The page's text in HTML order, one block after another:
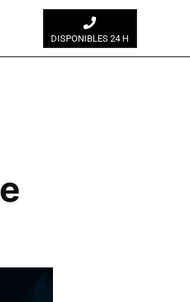
DISPONIBLES 24 H